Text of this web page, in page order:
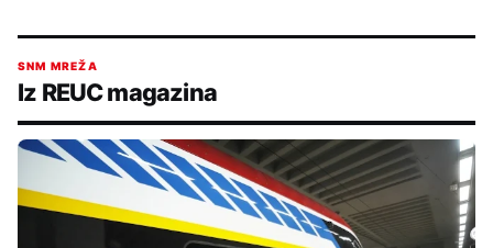
SNM MREŽA
Iz REUC magazina